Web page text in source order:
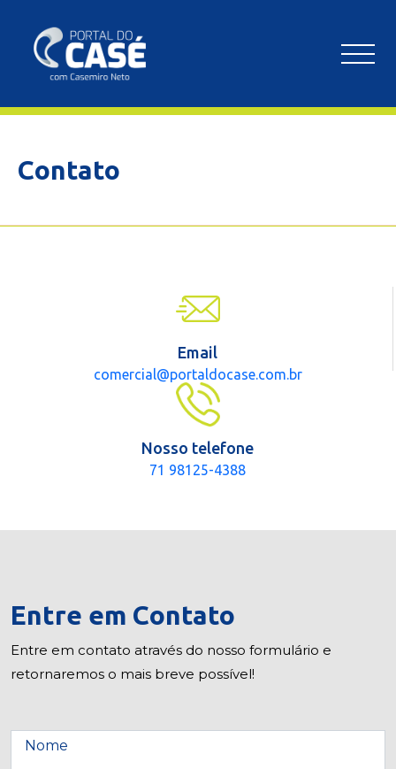
Contato
Email
comercial@portaldocase.com.br
Nosso telefone
71 98125-4388
Entre em Contato
Entre em contato através do nosso formulário e
retornaremos o mais breve possível!
Nome